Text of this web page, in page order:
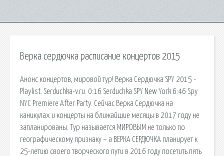
Верка сердючка расписание концертов 2015
Анонс концертов, мировой тур! Верка Сердючка SPY 2015 -
Playlist. Serduchka-v.ru. 0:16 Serduchka SPY New York 6:46 Spy
NYC Premiere After Party. Сейчас Верка Сердючка на
каникулах и концерты на ближайшие месяцы в 2017 году не
запланированы. Тур называется МИРОВЫМ не только по
географическому признаку – а ВЕРКА СЕРДЮЧКА планирует к
25-летию своего творческого пути в 2016 году посетить пять